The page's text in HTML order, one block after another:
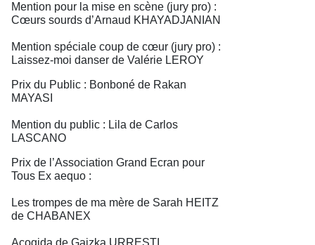
Mention pour la mise en scène (jury pro) :
Cœurs sourds d’Arnaud KHAYADJANIAN
Mention spéciale coup de cœur (jury pro) :
Laissez-moi danser de Valérie LEROY
Prix du Public : Bonboné de Rakan
MAYASI
Mention du public : Lila de Carlos
LASCANO
Prix de l’Association Grand Ecran pour
Tous Ex aequo :
Les trompes de ma mère de Sarah HEITZ
de CHABANEX
Acogida de Gaizka URRESTI